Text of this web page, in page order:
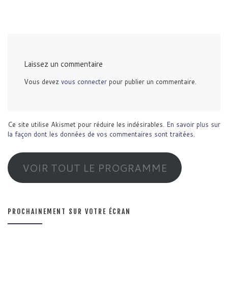
Laissez un commentaire
Vous devezvous connecter pour publier un commentaire.
Ce site utilise Akismet pour réduire les indésirables. En savoir plus sur
la façon dont les données de vos commentaires sont traitées.
VOIR TOUT LE PROGRAMME
PROCHAINEMENT SUR VOTRE ÉCRAN